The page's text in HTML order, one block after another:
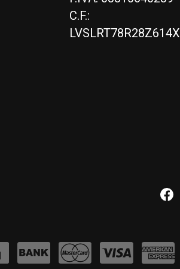
C.F.:
LVSLRT78R28Z614X